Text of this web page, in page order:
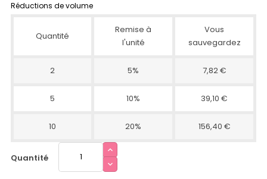
Réductions de volume
Quantité
Remise à
l'unité
Vous
sauvegardez
2 5% 7,82 €
5 10% 39,10 €
10 20% 156,40 €
Quantité